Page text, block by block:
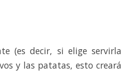
(es decir, si elige servirla
y las patatas, esto creará